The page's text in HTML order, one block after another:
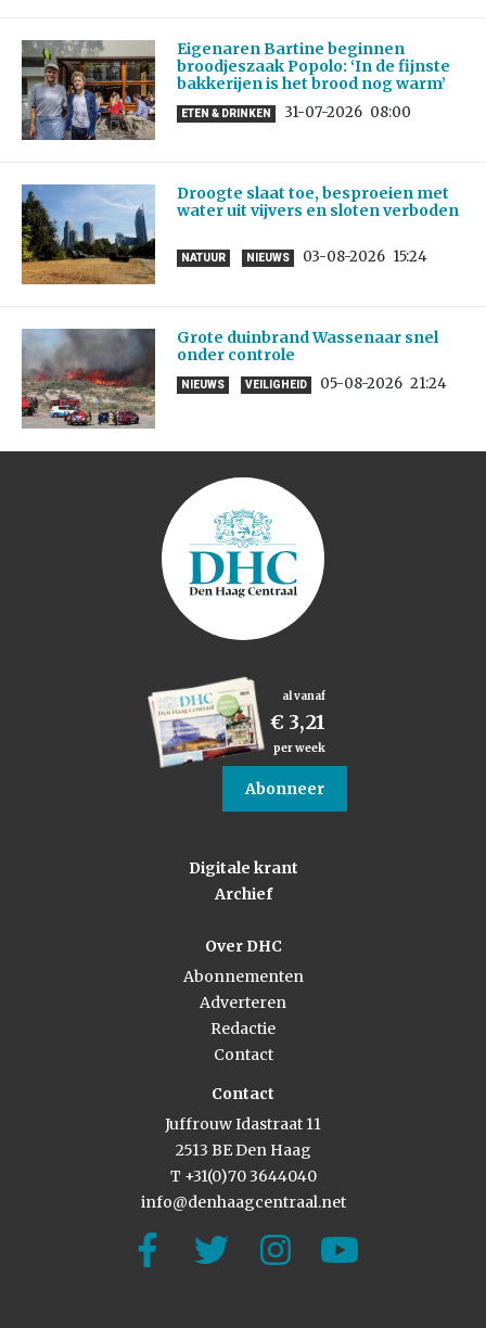
Eigenaren Bartine beginnen
broodjeszaak Popolo: ‘In de fijnste
bakkerijen is het brood nog warm’
ETEN & DRINKEN 31-07-2026 08:00
Droogte slaat toe, besproeien met
water uit vijvers en sloten verboden
NATUUR NIEUWS 03-08-2026 15:24
Grote duinbrand Wassenaar snel
onder controle
NIEUWS VEILIGHEID 05-08-2026 21:24
al vanaf
€ 3,21
per week
Abonneer
Digitale krant
Archief
Over DHC
Abonnementen
Adverteren
Redactie
Contact
Contact
Juffrouw Idastraat 11
2513 BE Den Haag
T +31(0)70 3644040
info@denhaagcentraal.net